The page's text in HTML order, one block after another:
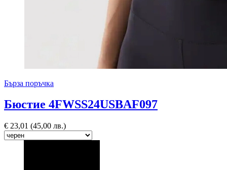
Бърза поръчка
Бюстие 4FWSS24USBAF097
€ 23,01 (45,00 лв.)